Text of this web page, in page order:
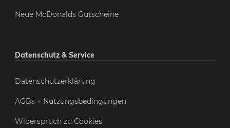
Neue McDonalds Gutscheine
Datenschutz & Service
Datenschutzerklärung
AGBs + Nutzungsbedingungen
Widerspruch zu Cookies